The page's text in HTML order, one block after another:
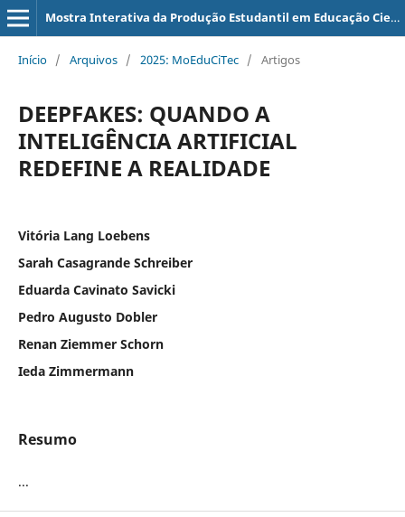
Mostra Interativa da Produção Estudantil em Educação Científica e Tecnológica
Início / Arquivos / 2025: MoEduCiTec / Artigos
DEEPFAKES: QUANDO A
INTELIGÊNCIA ARTIFICIAL
REDEFINE A REALIDADE
Vitória Lang Loebens
Sarah Casagrande Schreiber
Eduarda Cavinato Savicki
Pedro Augusto Dobler
Renan Ziemmer Schorn
Ieda Zimmermann
Resumo
...